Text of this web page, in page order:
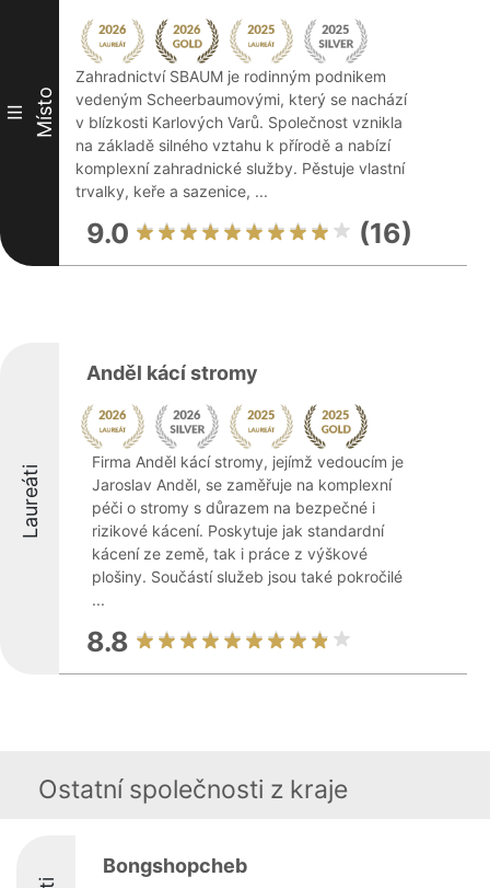
III Místo
Zahradnictví SBAUM je rodinným podnikem
vedeným Scheerbaumovými, který se nachází
v blízkosti Karlových Varů. Společnost vznikla
na základě silného vztahu k přírodě a nabízí
komplexní zahradnické služby. Pěstuje vlastní
trvalky, keře a sazenice, ...
9.0 (16)
Laureáti
Anděl kácí stromy
Firma Anděl kácí stromy, jejímž vedoucím je
Jaroslav Anděl, se zaměřuje na komplexní
péči o stromy s důrazem na bezpečné i
rizikové kácení. Poskytuje jak standardní
kácení ze země, tak i práce z výškové
plošiny. Součástí služeb jsou také pokročilé
...
8.8
Ostatní společnosti z kraje
Bongshopcheb